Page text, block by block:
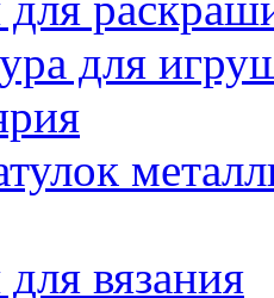
для
вязания